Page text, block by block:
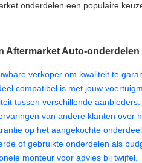
onderdelen een populaire
Aftermarket Auto-onderdelen
verkoper om kwaliteit te
compatibel is met jouw
tussen verschillende aanbieders.
van andere klanten over
op het aangekochte
of gebruikte onderdelen als
monteur voor advies bij twijfel.